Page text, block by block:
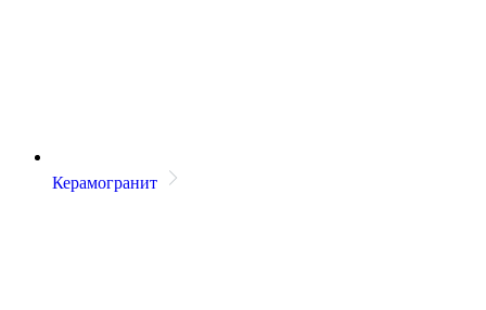
Керамогранит